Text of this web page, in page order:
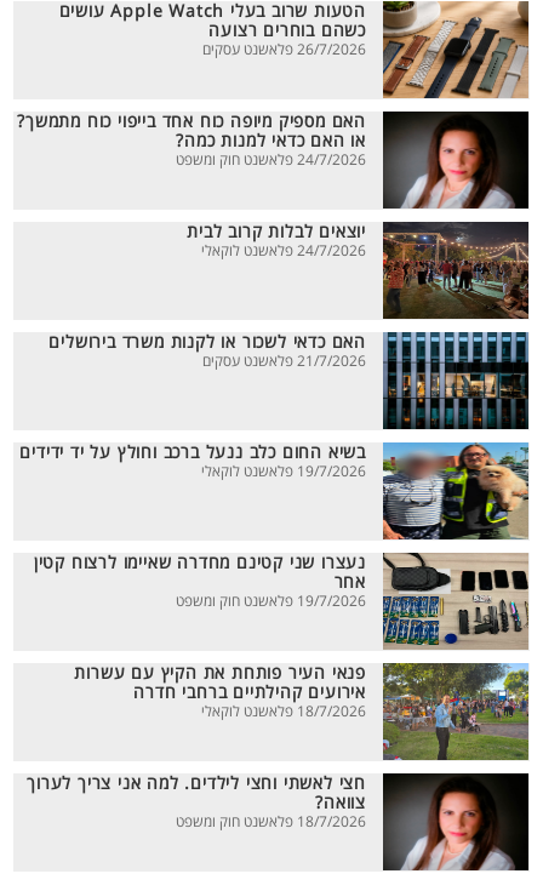
הטעות שרוב בעלי Apple Watch עושים
כשהם בוחרים רצועה
26/7/2026 פלאשנט עסקים
האם מספיק מיופה כוח אחד בייפוי כוח מתמשך?
או האם כדאי למנות כמה?
24/7/2026 פלאשנט חוק ומשפט
יוצאים לבלות קרוב לבית
24/7/2026 פלאשנט לוקאלי
האם כדאי לשכור או לקנות משרד בירושלים
21/7/2026 פלאשנט עסקים
בשיא החום כלב ננעל ברכב וחולץ על יד ידידים
19/7/2026 פלאשנט לוקאלי
נעצרו שני קטינם מחדרה שאיימו לרצוח קטין
אחר
19/7/2026 פלאשנט חוק ומשפט
פנאי העיר פותחת את הקיץ עם עשרות
אירועים קהילתיים ברחבי חדרה
18/7/2026 פלאשנט לוקאלי
חצי לאשתי וחצי לילדים. למה אני צריך לערוך
צוואה?
18/7/2026 פלאשנט חוק ומשפט